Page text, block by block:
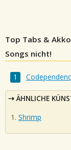
Top Tabs &
Songs nicht!
ÄHNLICHE
Shrimp